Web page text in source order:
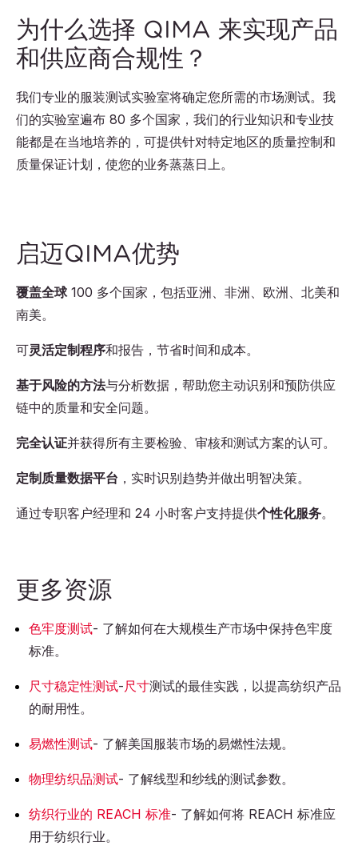
为什么选择 QIMA 来实现产品
和供应商合规性？
我们专业的服装测试实验室将确定您所需的市场测试。我
们的实验室遍布 80 多个国家，我们的行业知识和专业技
能都是在当地培养的，可提供针对特定地区的质量控制和
质量保证计划，使您的业务蒸蒸日上。
启迈QIMA优势
覆盖全球 100 多个国家，包括亚洲、非洲、欧洲、北美和
南美。
可灵活定制程序和报告，节省时间和成本。
基于风险的方法与分析数据，帮助您主动识别和预防供应
链中的质量和安全问题。
完全认证并获得所有主要检验、审核和测试方案的认可。
定制质量数据平台 ，实时识别趋势并做出明智决策。
通过专职客户经理和 24 小时客户支持提供个性化服务。
更多资源
色牢度测试- 了解如何在大规模生产市场中保持色牢度
标准。
尺寸稳定性测试-尺寸测试的最佳实践，以提高纺织产品
的耐用性。
易燃性测试- 了解美国服装市场的易燃性法规。
物理纺织品测试- 了解线型和纱线的测试参数。
纺织行业的 REACH 标准- 了解如何将 REACH 标准应
用于纺织行业。